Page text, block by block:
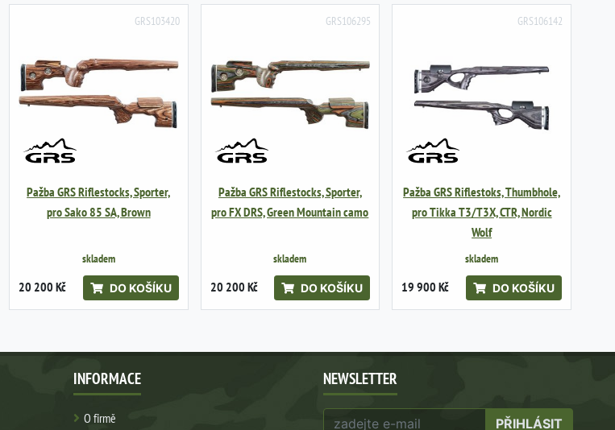
GRS103420
Pažba GRS Riflestocks, Sporter,
pro Sako 85 SA, Brown
skladem
20 200 Kč DO KOŠÍKU
GRS106295
Pažba GRS Riflestocks, Sporter,
pro FX DRS, Green Mountain camo
skladem
20 200 Kč DO KOŠÍKU
GRS106142
Pažba GRS Riflestoks, Thumbhole,
pro Tikka T3/T3X, CTR, Nordic
Wolf
skladem
19 900 Kč DO KOŠÍKU
INFORMACE
O firmě
NEWSLETTER
PŘIHLÁSIT